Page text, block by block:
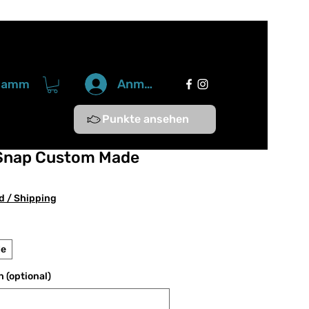
Anmelden
Punkte ansehen
Custom Made
/ Shipping
(optional)